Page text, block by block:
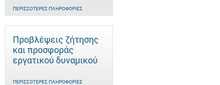
ΠΕΡΙΣΣΌΤΕΡΕΣ ΠΛΗΡΟΦΟΡΊΕΣ
Προβλέψεις ζήτησης
και προσφοράς
εργατικού δυναμικού
ΠΕΡΙΣΣΌΤΕΡΕΣ ΠΛΗΡΟΦΟΡΊΕΣ